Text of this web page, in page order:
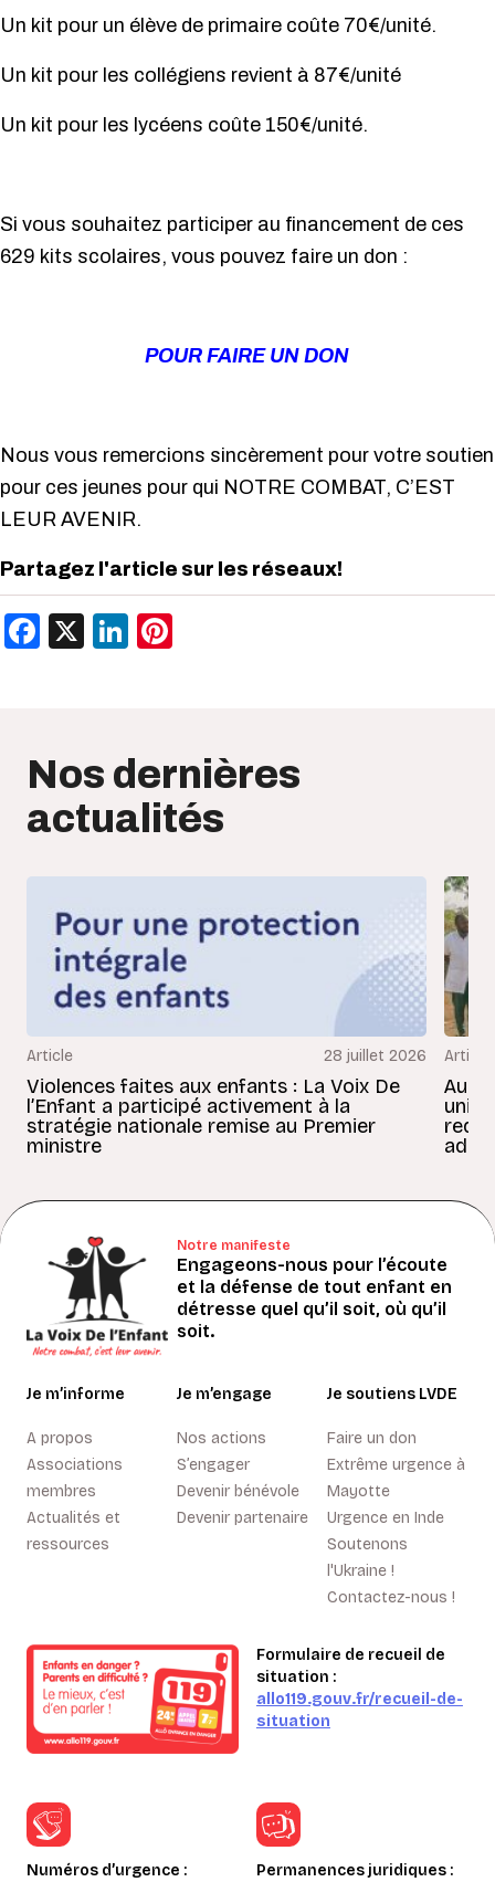
Un kit pour un élève de primaire coûte 70€/unité.
Un kit pour les collégiens revient à 87€/unité
Un kit pour les lycéens coûte 150€/unité.
Si vous souhaitez participer au financement de ces
629 kits scolaires, vous pouvez faire un don :
POUR FAIRE UN DON
Nous vous remercions sincèrement pour votre soutien
pour ces jeunes pour qui NOTRE COMBAT, C’EST
LEUR AVENIR.
Partagez l'article sur les réseaux!
Facebook
X LinkedIn
Nos dernières
actualités
Article 28 juillet 2026
Violences faites aux enfants : La Voix De
l’Enfant a participé activement à la
stratégie nationale remise au Premier
ministre
Article
Au
Notre manifeste
Engageons-nous pour l’écoute
et la défense de tout enfant en
détresse quel qu’il soit, où qu’il
soit.
Je m’informe
A propos
Associations
membres
Actualités et
ressources
Je m’engage
Nos actions
S’engager
Devenir bénévole
Devenir partenaire
Je soutiens LVDE
Faire un don
Extrême urgence à
Mayotte
Urgence en Inde
Soutenons
l'Ukraine !
Contactez-nous !
Formulaire de recueil de
situation :
allo119.gouv.fr/recueil-de-
situation
Numéros d’urgence : Permanences juridiques :